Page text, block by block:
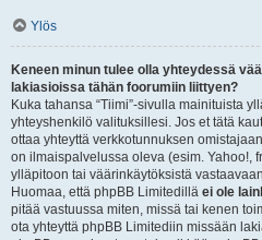
Ylös
Keneen minun tulee olla yhteydessä
lakiasioissa tähän foorumiin liittyen?
Kuka tahansa “Tiimi”-sivulla mainituista
yhteyshenkilö valituksillesi. Jos et tätä
ottaa yhteyttä verkkotunnuksen
on ilmaispalvelussa oleva (esim. Yahoo!,
ylläpitoon tai väärinkäytöksistä
Huomaa, että phpBB Limitedillä ei ole
pitää vastuussa miten, missä tai kenen
ota yhteyttä phpBB Limitediin missään